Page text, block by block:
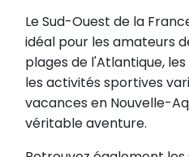
Le Sud-Ouest de la
idéal pour les amateurs
plages de l'Atlantique,
les activités sportives
vacances en Nouvelle-
véritable aventure.